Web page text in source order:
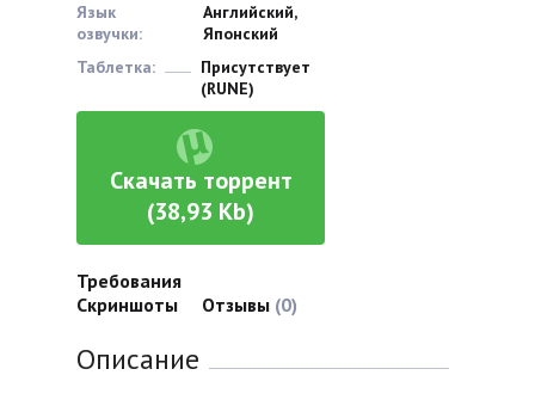
Язык
озвучки:
Английский,
Японский
Таблетка:
Присутствует
(RUNE)
Скачать торрент
(38,93 Kb)
Требования
Скриншоты
Отзывы (0)
Описание